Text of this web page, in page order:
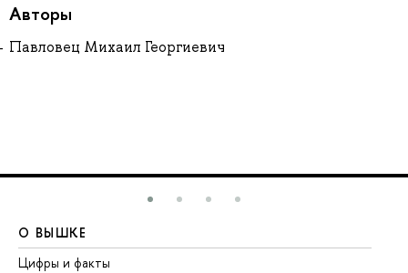
Авторы
Павловец Михаил Георгиевич
О ВЫШКЕ
Цифры и факты